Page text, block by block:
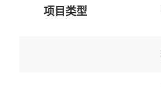
项目类型